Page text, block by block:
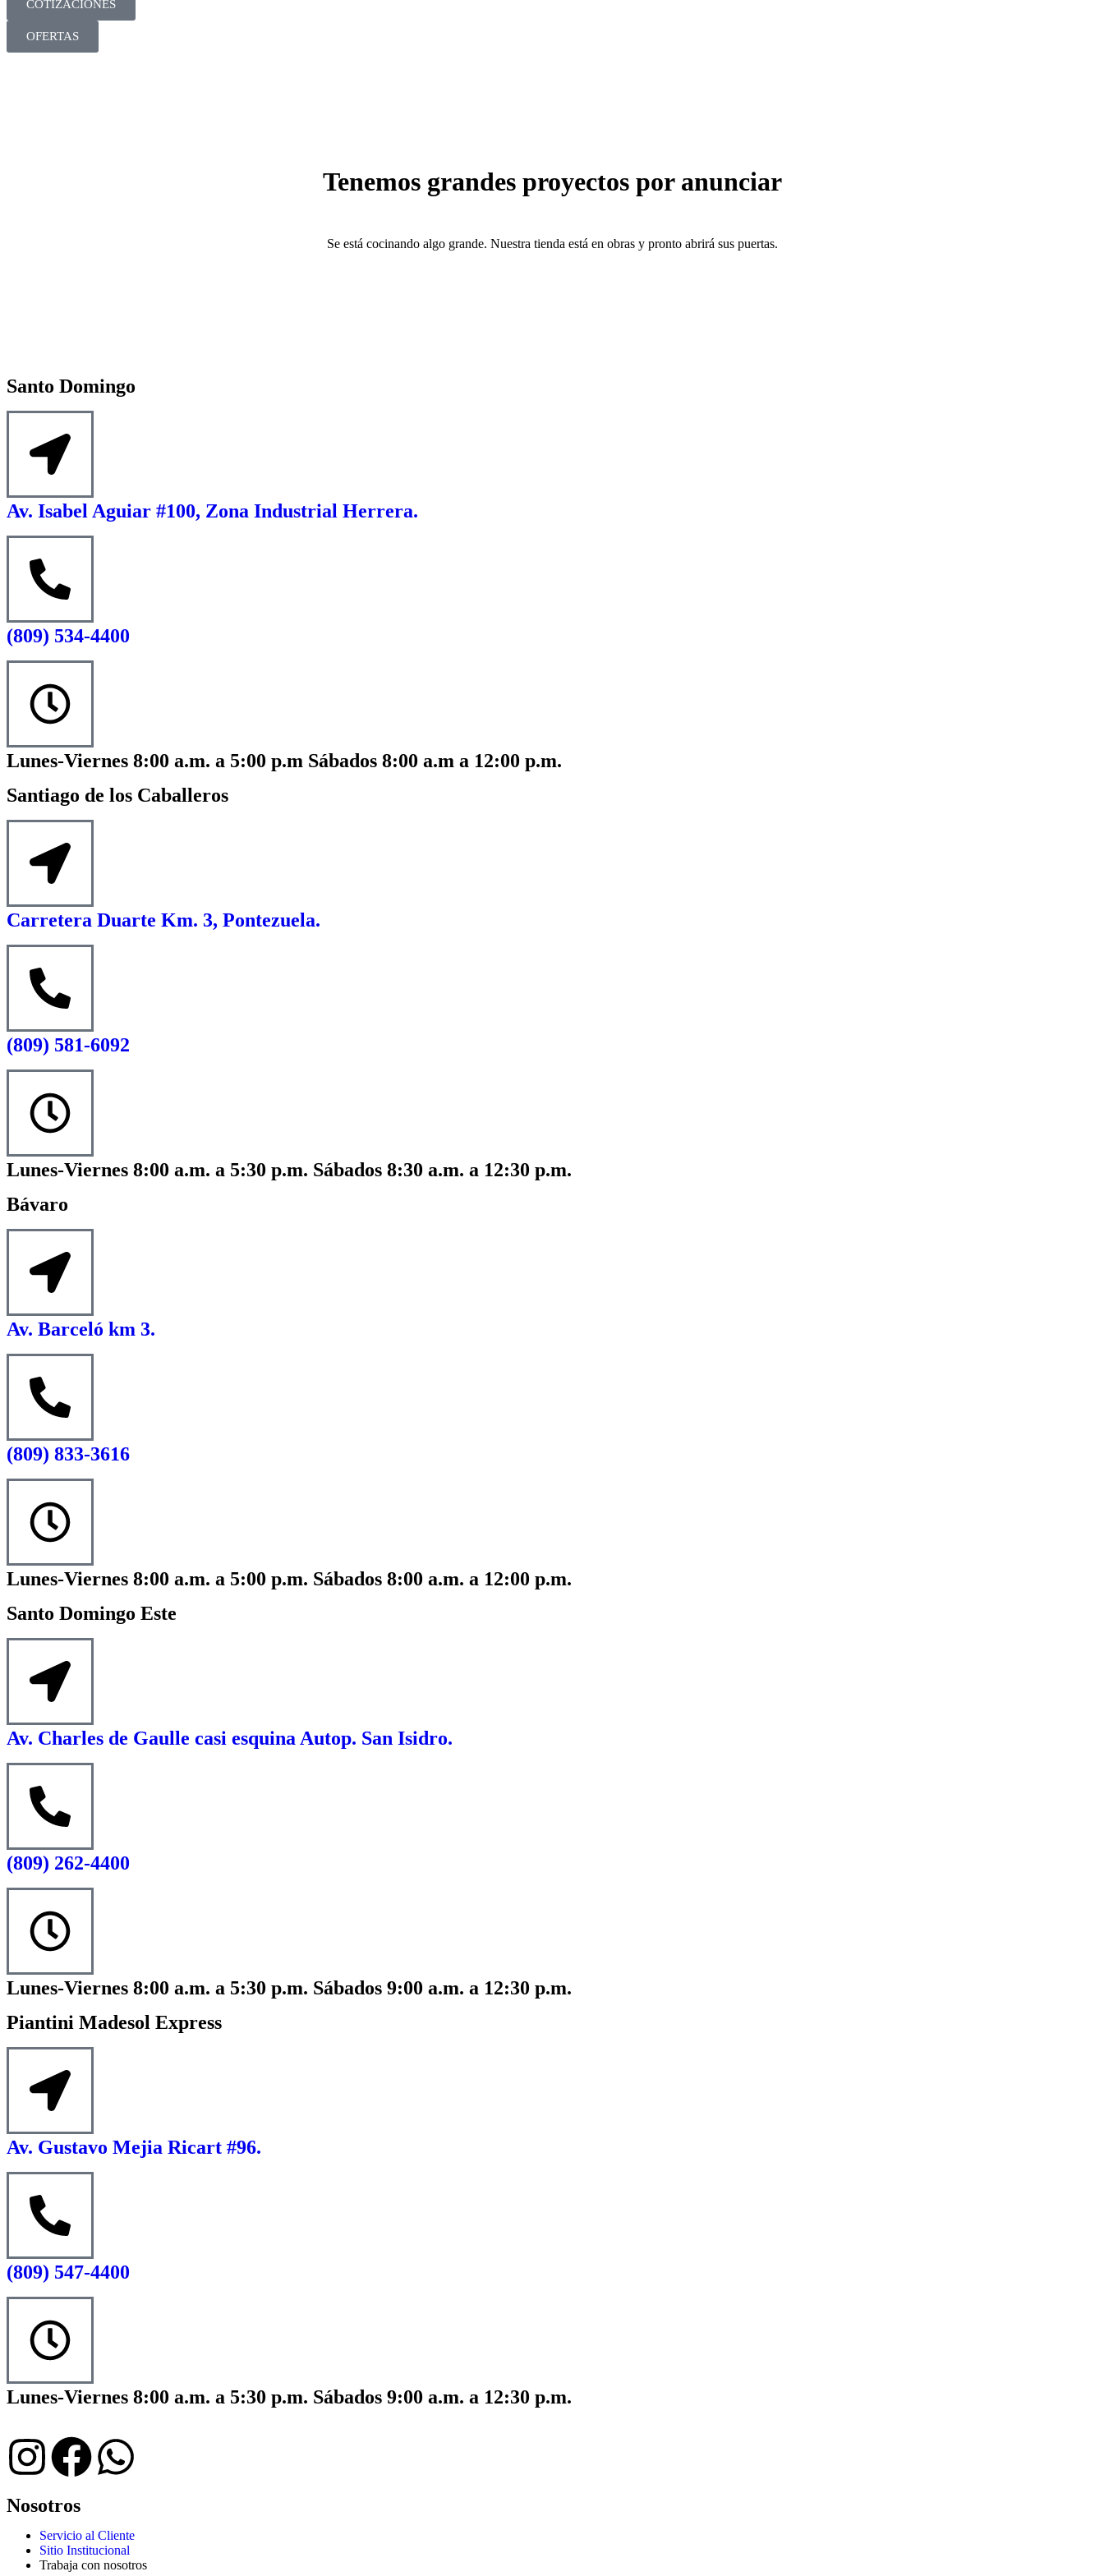
COTIZACIONES
OFERTAS
Tenemos grandes proyectos por anunciar
Se está cocinando algo grande. Nuestra tienda está en obras y pronto abrirá sus puertas.
Santo Domingo
Av. Isabel Aguiar #100, Zona Industrial Herrera.
(809) 534-4400
Lunes-Viernes 8:00 a.m. a 5:00 p.m Sábados 8:00 a.m a 12:00 p.m.
Santiago de los Caballeros
Carretera Duarte Km. 3, Pontezuela.
(809) 581-6092
Lunes-Viernes 8:00 a.m. a 5:30 p.m. Sábados 8:30 a.m. a 12:30 p.m.
Bávaro
Av. Barceló km 3.
(809) 833-3616
Lunes-Viernes 8:00 a.m. a 5:00 p.m. Sábados 8:00 a.m. a 12:00 p.m.
Santo Domingo Este
Av. Charles de Gaulle casi esquina Autop. San Isidro.
(809) 262-4400
Lunes-Viernes 8:00 a.m. a 5:30 p.m. Sábados 9:00 a.m. a 12:30 p.m.
Piantini Madesol Express
Av. Gustavo Mejia Ricart #96.
(809) 547-4400
Lunes-Viernes 8:00 a.m. a 5:30 p.m. Sábados 9:00 a.m. a 12:30 p.m.
Nosotros
Servicio al Cliente
Sitio Institucional
Trabaja con nosotros